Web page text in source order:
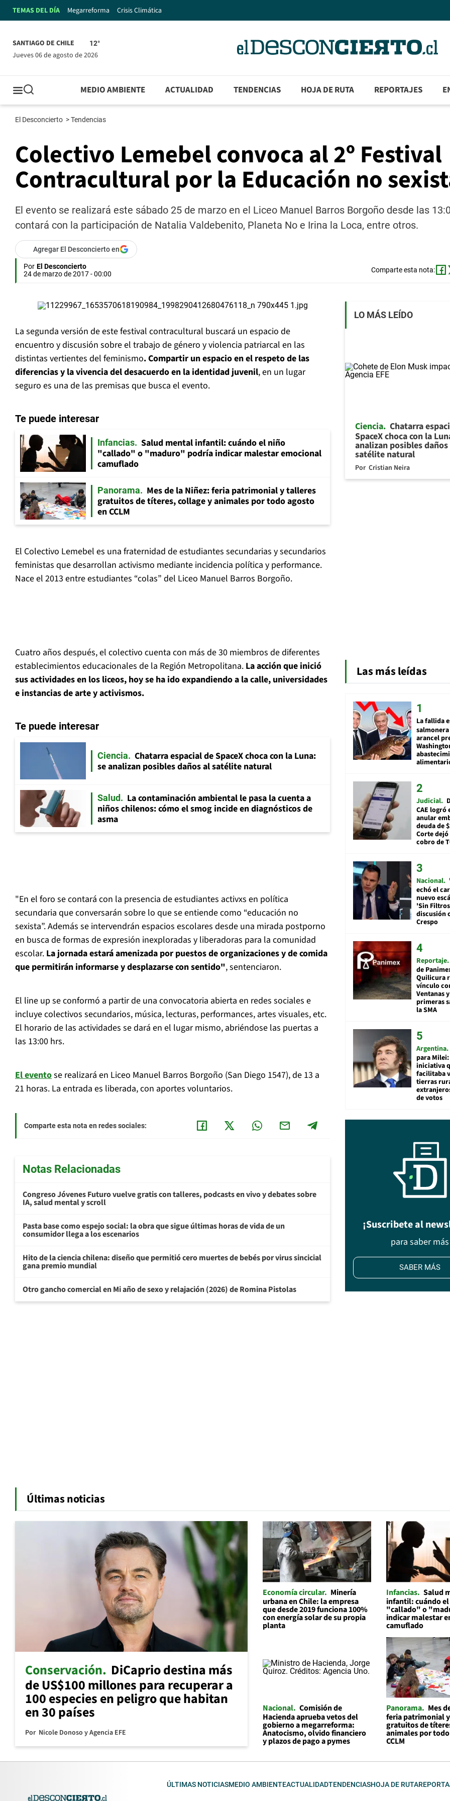
TEMAS DEL DÍA Megarreforma Crisis Climática
SANTIAGO DE CHILE 12°
jueves 06 de agosto de 2026
MEDIO AMBIENTE ACTUALIDAD TENDENCIAS HOJA DE RUTA REPORTAJES
El Desconcierto >Tendencias
Colectivo Lemebel convoca al 2º Festival
Contracultural por la Educación no
El evento se realizará este sábado 25 de marzo en el Liceo Manuel Barros Borgoño desde las
contará con la participación de Natalia Valdebenito, Planeta No e Irina la Loca, entre otros.
Agregar El Desconcierto en
Por El Desconcierto
24 de marzo de 2017 - 00:00
Comparte esta nota:
La segunda versión de este festival contracultural buscará un espacio de
encuentro y discusión sobre el trabajo de género y violencia patriarcal en las
distintas vertientes del feminismo. Compartir un espacio en el respeto de las
diferencias y la vivencia del desacuerdo en la identidad juvenil, en un lugar
seguro es una de las premisas que busca el evento.
Te puede interesar
Infancias
Salud mental infantil: cuándo el niño
"callado" o "maduro" podría indicar malestar emocional
camuflado
Panorama
Mes de la Niñez: feria patrimonial y talleres
gratuitos de títeres, collage y animales por todo agosto
en CCLM
El Colectivo Lemebel es una fraternidad de estudiantes secundarias y secundarios
feministas que desarrollan activismo mediante incidencia política y performance.
Nace el 2013 entre estudiantes “colas” del Liceo Manuel Barros Borgoño.
Cuatro años después, el colectivo cuenta con más de 30 miembros de diferentes
establecimientos educacionales de la Región Metropolitana. La acción que inició
sus actividades en los liceos, hoy se ha ido expandiendo a la calle, universidades
e instancias de arte y activismos.
Te puede interesar
Ciencia
Chatarra espacial de SpaceX choca con la Luna:
se analizan posibles daños al satélite natural
Salud
La contaminación ambiental le pasa la cuenta a
niños chilenos: cómo el smog incide en diagnósticos de
asma
"En el foro se contará con la presencia de estudiantes activxs en política
secundaria que conversarán sobre lo que se entiende como “educación no
sexista”. Además se intervendrán espacios escolares desde una mirada postporno
en busca de formas de expresión inexploradas y liberadoras para la comunidad
escolar. La jornada estará amenizada por puestos de organizaciones y de comida
que permitirán informarse y desplazarse con sentido", sentenciaron.
El line up se conformó a partir de una convocatoria abierta en redes sociales e
incluye colectivos secundarios, música, lecturas, performances, artes visuales, etc.
El horario de las actividades se dará en el lugar mismo, abriéndose las puertas a
las 13:00 hrs.
El eventose realizará en Liceo Manuel Barros Borgoño (San Diego 1547), de 13 a
21 horas. La entrada es liberada, con aportes voluntarios.
Comparte esta nota en redes sociales:
Notas Relacionadas
Congreso Jóvenes Futuro vuelve gratis con talleres, podcasts en vivo y debates sobre
IA, salud mental y scroll
Pasta base como espejo social: la obra que sigue últimas horas de vida de un
consumidor llega a los escenarios
Hito de la ciencia chilena: diseño que permitió cero muertes de bebés por virus sincicial
gana premio mundial
Otro gancho comercial en Mi año de sexo y relajación (2026) de Romina Pistolas
LO MÁS LEÍDO
Ciencia Chatarra
SpaceX choca con la
analizan posibles
satélite natural
Por Cristian Neira
Las más leídas
La fallida
arancel
Judicial
CAE logró
anular
deuda de
Corte
cobro de
Nacional
echó el
nuevo
'Sin
discusión
Crespo
Reportaje
de
Quilicura
vínculo
Ventanas
primeras
la SMA
Argentina
para
iniciativa
facilitaba
tierras
de votos
¡Suscribete al
para saber más
SABER MÁS
Últimas noticias
Conservación DiCaprio destina más
de US$100 millones para recuperar a
100 especies en peligro que habitan
en 30 países
Por Nicole Donoso y Agencia EFE
Economía circular
Minería
urbana en Chile: la empresa
que desde 2019 funciona 100%
con energía solar de su propia
planta
Infancias Salud
infantil: cuándo
"callado" o
indicar malestar
camuflado
Nacional Comisión de
Hacienda aprueba vetos del
gobierno a megarreforma:
Anatocismo, olvido financiero
y plazos de pago a pymes
Panorama Mes
feria patrimonial
gratuitos de
animales por
CCLM
ÚLTIMAS NOTICIASMEDIO AMBIENTEACTUALIDADTENDENCIASHOJA DE RUTA